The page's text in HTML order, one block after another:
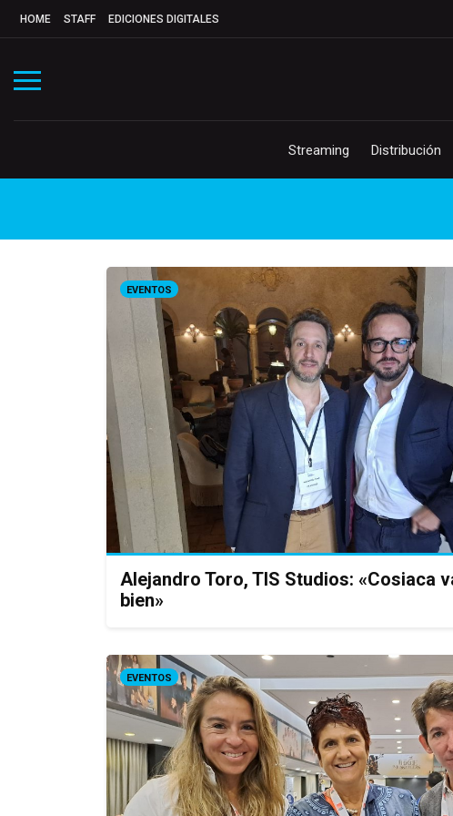
HOME STAFF EDICIONES DIGITALES
Streaming Distribución
EVENTOS
Alejandro Toro, TIS Studios: «Cosiaca
bien»
EVENTOS